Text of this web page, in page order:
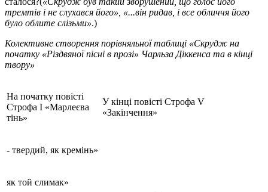
тремтів і не слухався його», «...він ридав, і все обличчя його
було облите слізьми».)
Колективне створення порівняльної таблиці «Скрудж на
початку «Різдвяної пісні в прозі» Чарльза Діккенса та в кінці
твору»
На початку повісті
Строфа І «Марлеєва
тінь»
У кінці повісті Строфа V
«Закінчення»
- твердий, як кремінь»
як той слимак»